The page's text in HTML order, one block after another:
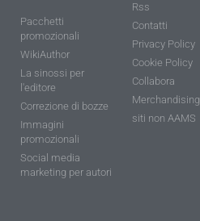
Pacchetti
promozionali
WikiAuthor
La sinossi per
l'editore
Correzione di bozze
Immagini
promozionali
Social media
marketing per autori
Rss
Contatti
Privacy Policy
Cookie Policy
Collabora
Merchandising
siti non AAMS